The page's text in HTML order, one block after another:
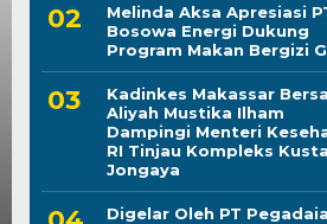
Kapolres
Mengabdi
Melinda Aksa Apresiasi
Bosowa Energi Dukung
Program Makan Bergizi
Kadinkes Makassar
Aliyah Mustika Ilham
Dampingi Menteri
RI Tinjau Kompleks Kusta
Jongaya
Digelar Oleh PT